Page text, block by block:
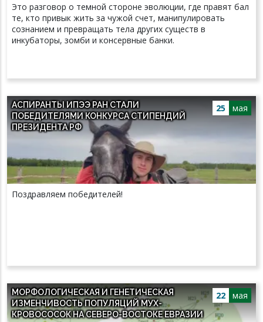
Это разговор о темной стороне эволюции, где правят бал
те, кто привык жить за чужой счет, манипулировать
сознанием и превращать тела других существ в
инкубаторы, зомби и консервные банки.
25 мая
АСПИРАНТЫ ИПЭЭ РАН СТАЛИ
ПОБЕДИТЕЛЯМИ КОНКУРСА СТИПЕНДИЙ
ПРЕЗИДЕНТА РФ
Поздравляем победителей!
22 мая
МОРФОЛОГИЧЕСКАЯ И ГЕНЕТИЧЕСКАЯ
ИЗМЕНЧИВОСТЬ ПОПУЛЯЦИЙ МУХ-
КРОВОСОСОК НА СЕВЕРО-ВОСТОКЕ ЕВРАЗИИ